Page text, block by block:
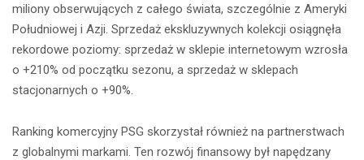
miliony obserwujących z całego świata, szczególnie z Ameryki
Południowej i Azji. Sprzedaż ekskluzywnych kolekcji osiągnęła
rekordowe poziomy: sprzedaż w sklepie internetowym wzrosła
o +210% od początku sezonu, a sprzedaż w sklepach
stacjonarnych o +90%.
Ranking komercyjny PSG skorzystał również na partnerstwach
z globalnymi markami. Ten rozwój finansowy był napędzany